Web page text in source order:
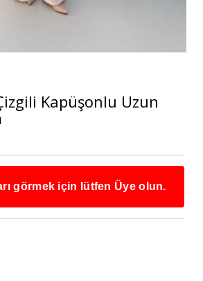
Kapüşonlu Uzun
görmek için lütfen Üye olun.